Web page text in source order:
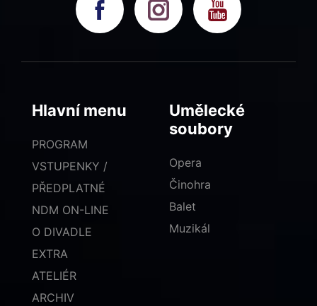
Hlavní menu
PROGRAM
VSTUPENKY /
PŘEDPLATNÉ
NDM ON-LINE
O DIVADLE
EXTRA
ATELIÉR
ARCHIV
Umělecké
soubory
Opera
Činohra
Balet
Muzikál